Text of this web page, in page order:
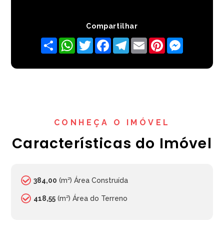
Compartilhar
Share WhatsApp
TwitterFacebookTelegram
Email Pinterest
CONHEÇA O IMÓVEL
Características do Imóvel
384,00 (m²) Área Construída
418,55 (m²) Área do Terreno